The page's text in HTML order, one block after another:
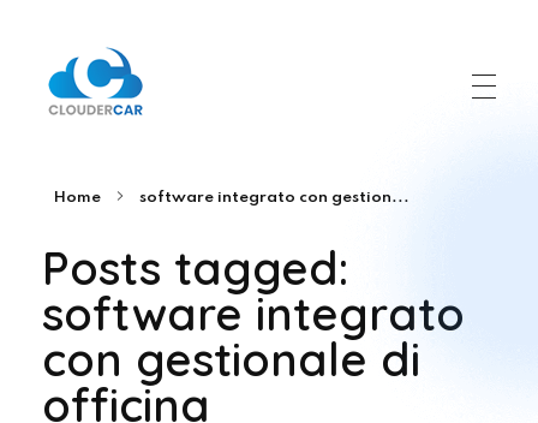
Home software integrato con gestion...
Posts tagged:
software integrato
con gestionale di
officina